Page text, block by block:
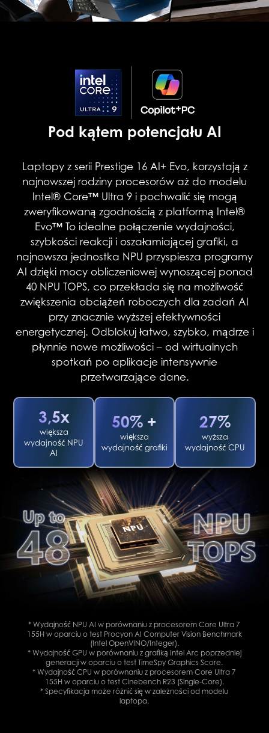
Pod kątem potencjału AI
Laptopy z serii Prestige 16 AI+ Evo, korzystają z
najnowszej rodziny procesorów aż do modelu
Intel® Core™ Ultra 9 i pochwalić się mogą
zweryfikowaną zgodnością z platformą Intel®
Evo™ To idealne połączenie wydajności,
szybkości reakcji i oszałamiającej grafiki, a
najnowsza jednostka NPU przyspiesza programy
AI dzięki mocy obliczeniowej wynoszącej ponad
40 NPU TOPS, co przekłada się na możliwość
zwiększenia obciążeń roboczych dla zadań AI
przy znacznie wyższej efektywności
energetycznej. Odblokuj łatwo, szybko, mądrze i
płynnie nowe możliwości – od wirtualnych
spotkań po aplikacje intensywnie
przetwarzające dane.
3,5x
większa
wydajność NPU
AI
50% +
większa
wydajność grafiki
27%
wyższa
wydajność CPU
* Wydajność NPU AI w porównaniu z procesorem Core Ultra 7
155H w oparciu o test Procyon AI Computer Vision Benchmark
(Intel OpenVINO/Integer).
* Wydajność GPU w porównaniu z grafiką Intel Arc poprzedniej
generacji w oparciu o test TimeSpy Graphics Score.
* Wydajność CPU w porównaniu z procesorem Core Ultra 7
155H w oparciu o test Cinebench R23 (Single-Core).
* Specyfikacja może różnić się w zależności od modelu
laptopa.